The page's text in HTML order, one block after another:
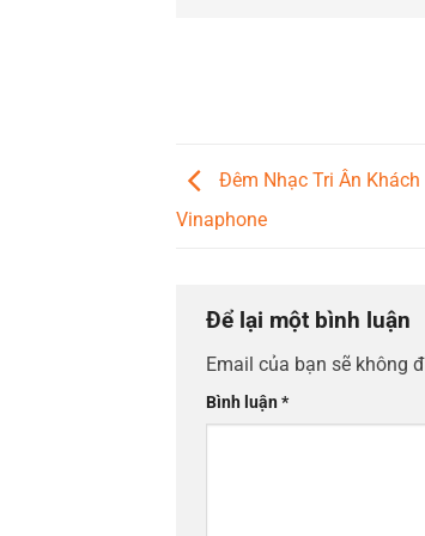
Đêm Nhạc Tri Ân
Vinaphone
Để lại một bình luận
Email của bạn sẽ không
Bình luận*